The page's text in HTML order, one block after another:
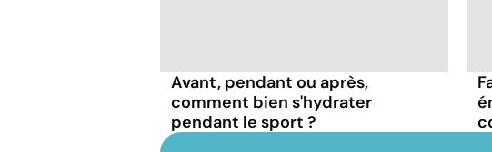
Avant, pendant ou après,
comment bien s'hydrater
pendant le sport ?